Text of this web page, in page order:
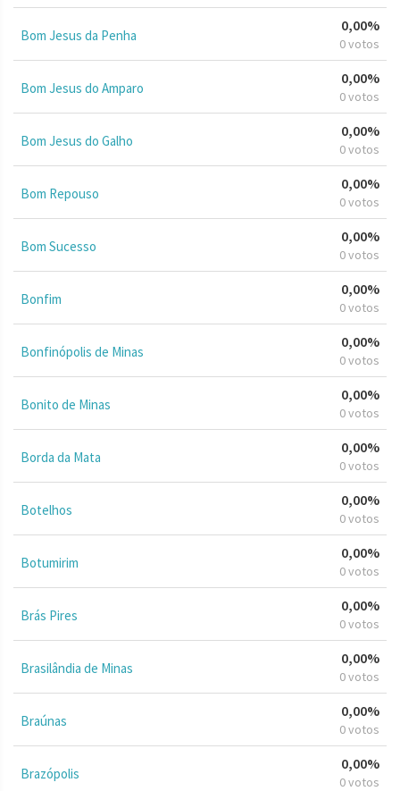
Bom Jesus da Penha
0,00%
0 votos
Bom Jesus do Amparo
0,00%
0 votos
Bom Jesus do Galho
0,00%
0 votos
Bom Repouso
0,00%
0 votos
Bom Sucesso
0,00%
0 votos
Bonfim
0,00%
0 votos
Bonfinópolis de Minas
0,00%
0 votos
Bonito de Minas
0,00%
0 votos
Borda da Mata
0,00%
0 votos
Botelhos
0,00%
0 votos
Botumirim
0,00%
0 votos
Brás Pires
0,00%
0 votos
Brasilândia de Minas
0,00%
0 votos
Braúnas
0,00%
0 votos
Brazópolis
0,00%
0 votos